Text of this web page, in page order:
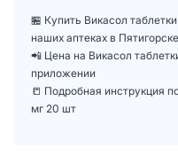
🏪 Купить Викасол
наших аптеках в Пятигорске
📲 Цена на Викасол
приложении
📒 Подробная инструкция
мг 20 шт